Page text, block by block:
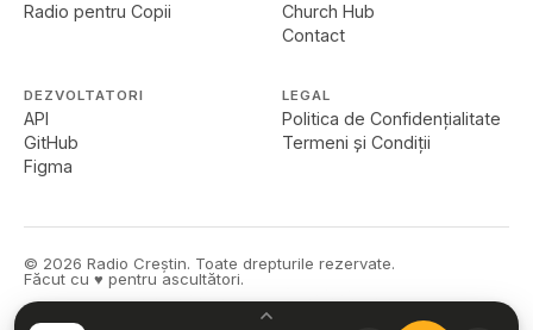
Radio pentru Copii
Church Hub
Contact
DEZVOLTATORI
API
GitHub
Figma
LEGAL
Politica de Confidențialitate
Termeni și Condiții
© 2026 Radio Creștin. Toate drepturile rezervate.
Făcut cu ♥ pentru ascultători.